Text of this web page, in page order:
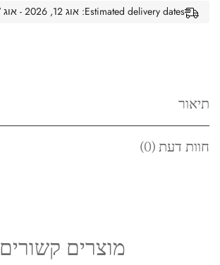
Estimated delivery dates: אוג 12, 2026 - אוג 17, 2026
תיאור
חוות דעת (0)
מוצרים קשורים